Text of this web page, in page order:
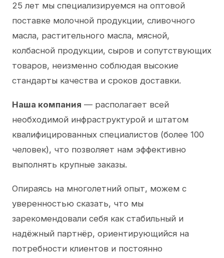
25 лет мы специализируемся на оптовой
поставке молочной продукции, сливочного
масла, растительного масла, мясной,
колбасной продукции, сыров и сопутствующих
товаров, неизменно соблюдая высокие
стандарты качества и сроков доставки.
Наша компания — располагает всей
необходимой инфраструктурой и штатом
квалифицированных специалистов (более 100
человек), что позволяет нам эффективно
выполнять крупные заказы.
Опираясь на многолетний опыт, можем с
уверенностью сказать, что мы
зарекомендовали себя как стабильный и
надёжный партнёр, ориентирующийся на
потребности клиентов и постоянно